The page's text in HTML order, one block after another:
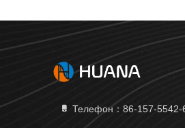
Телефон：86-157-5542-